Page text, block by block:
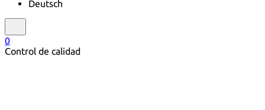
Deutsch
0
Control de calidad